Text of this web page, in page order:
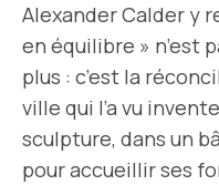
Alexander Calder y
en équilibre » n’est
plus : c’est la
ville qui l’a vu
sculpture, dans un
pour accueillir ses